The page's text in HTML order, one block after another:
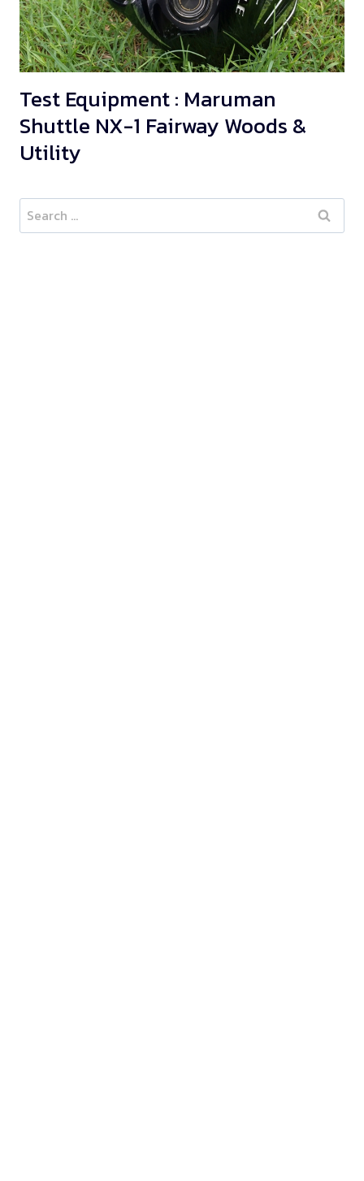
Test Equipment : Maruman
Shuttle NX-1 Fairway Woods &
Utility
Search
for: